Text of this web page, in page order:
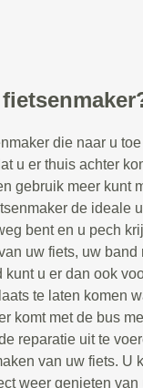
die naar u
u er thuis achter
gebruik meer kunt
de ideale
bent en u pech
uw fiets, uw band
u er dan ook
te laten komen
komt met de bus
reparatie uit te
van uw fiets. U
weer genieten van